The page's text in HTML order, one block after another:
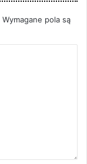
Wymagane pola są